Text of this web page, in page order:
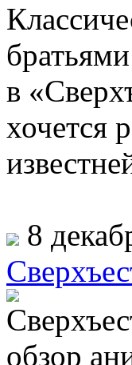
в
хочется
8